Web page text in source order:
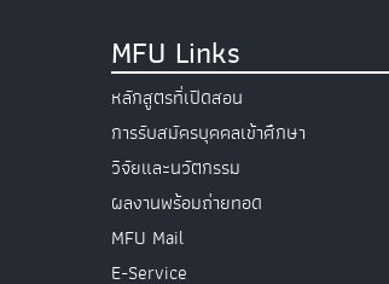
MFU Links
หลักสูตรที่เปิดสอน
การรับสมัครบุคคลเข้าศึกษา
วิจัยและนวัตกรรม
ผลงานพร้อมถ่ายทอด
MFU Mail
E-Service